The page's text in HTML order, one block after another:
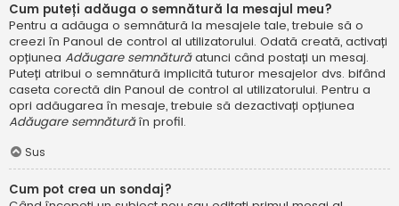
Cum puteți adăuga o semnătură la mesajul meu?
Pentru a adăuga o semnătură la mesajele tale, trebuie să o
creezi în Panoul de control al utilizatorului. Odată creată, activați
opțiunea Adăugare semnăturăatunci când postați un mesaj.
Puteți atribui o semnătură implicită tuturor mesajelor dvs. bifând
caseta corectă din Panoul de control al utilizatorului. Pentru a
opri adăugarea în mesaje, trebuie să dezactivați opțiunea
Adăugare semnăturăîn profil.
Sus
Cum pot crea un sondaj?